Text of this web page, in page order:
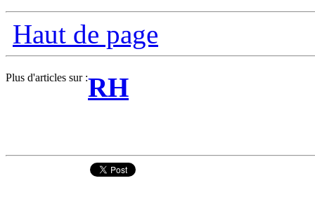
Haut de page
Plus d'articles sur :RH